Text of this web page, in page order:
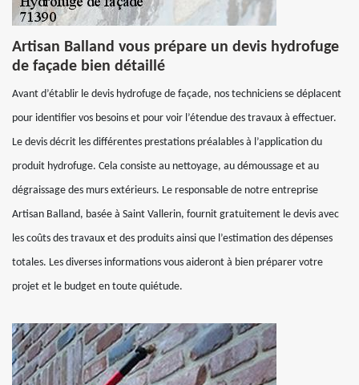
Artisan Balland vous prépare un devis hydrofuge
de façade bien détaillé
Avant d’établir le devis hydrofuge de façade, nos techniciens se déplacent
pour identifier vos besoins et pour voir l’étendue des travaux à effectuer.
Le devis décrit les différentes prestations préalables à l’application du
produit hydrofuge. Cela consiste au nettoyage, au démoussage et au
dégraissage des murs extérieurs. Le responsable de notre entreprise
Artisan Balland, basée à Saint Vallerin, fournit gratuitement le devis avec
les coûts des travaux et des produits ainsi que l’estimation des dépenses
totales. Les diverses informations vous aideront à bien préparer votre
projet et le budget en toute quiétude.